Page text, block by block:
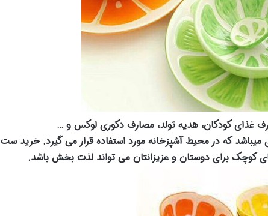
غذای کودکان، هدیه تولد، مصارف دکوری لوکس و …
که در محیط آشپزخانه مورد استفاده قرار می گیرد. خرید ست
کوچک برای دوستان و عزیزانتان می تواند لذت بخش باشد.